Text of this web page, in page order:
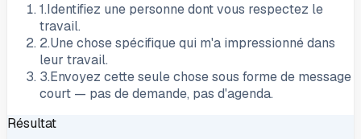
1.Identifiez une personne dont vous respectez le
travail.
2.Une chose spécifique qui m'a impressionné dans
leur travail.
3.Envoyez cette seule chose sous forme de message
court — pas de demande, pas d'agenda.
Résultat